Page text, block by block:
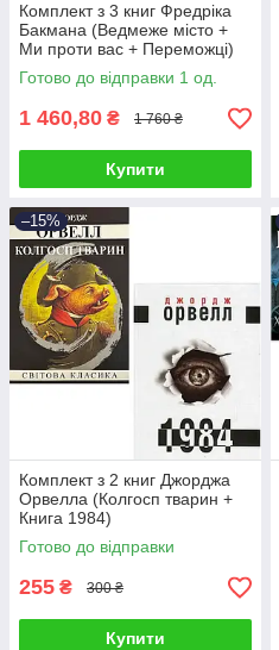
Комплект з 3 книг Фредріка
Бакмана (Ведмеже місто +
Ми проти вас + Переможці)
Готово до відправки 1 од.
1 460,80 ₴ 1 760 ₴
Купити
–15%
Комплект з 2 книг Джорджа
Орвелла (Колгосп тварин +
Книга 1984)
Готово до відправки
255 ₴ 300 ₴
Купити